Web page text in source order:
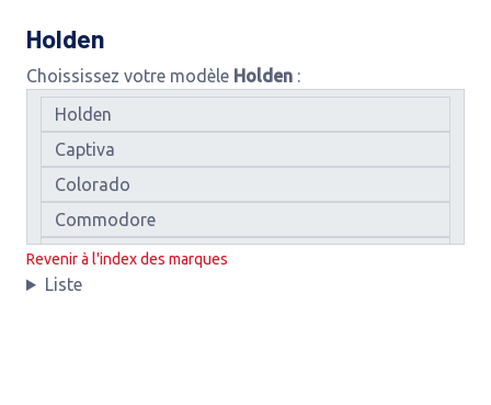
Holden
Choississez votre modèle Holden :
Revenir à l'index des marques
Liste